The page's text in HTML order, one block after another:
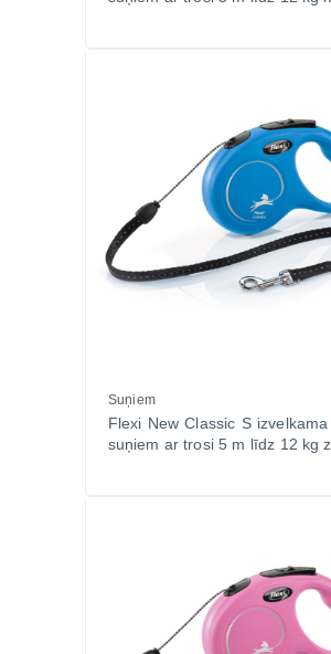
Flexi, Vācija – pasaules līderis
ražošanā, nodrošinot
Pastaigas kļūs vēl
ar FLEXI NEW CLASSIC S
Pasūtiet Zoopasaule.lv ar ātru
Suņiem
Flexi New Classic S
suņiem ar trosi 5 m līdz 12 kg